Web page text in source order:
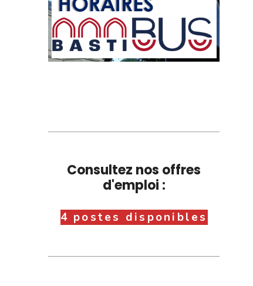
Consultez nos offres
d'emploi :
4 postes disponibles